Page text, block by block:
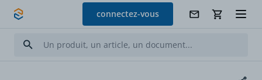
Allez au contenu
connectez-vous